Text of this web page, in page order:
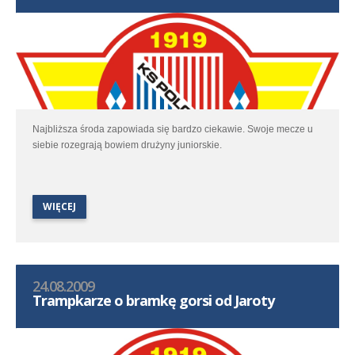
Najbliższa środa zapowiada się bardzo ciekawie. Swoje mecze u
siebie rozegrają bowiem drużyny juniorskie.
WIĘCEJ
24.08.2009
Trampkarze o bramkę gorsi od Jaroty